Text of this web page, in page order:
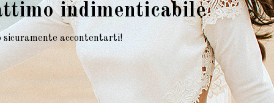
indimenticabile
sicuramente accontentarti!